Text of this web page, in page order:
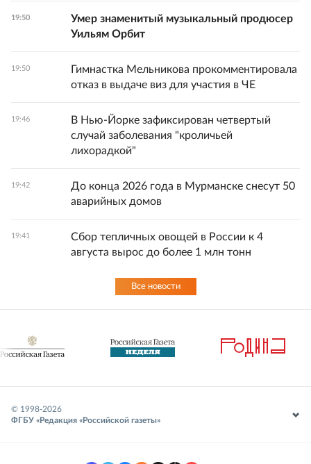
19:50
Умер знаменитый музыкальный продюсер
Уильям Орбит
19:50
Гимнастка Мельникова прокомментировала
отказ в выдаче виз для участия в ЧЕ
19:46
В Нью-Йорке зафиксирован четвертый
случай заболевания "кроличьей
лихорадкой"
19:42
До конца 2026 года в Мурманске снесут 50
аварийных домов
19:41
Сбор тепличных овощей в России к 4
августа вырос до более 1 млн тонн
Все новости
© 1998-2026
ФГБУ «Редакция «Российской газеты»